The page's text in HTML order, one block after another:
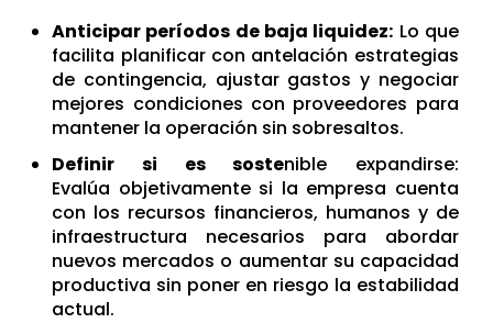
Anticipar períodos de baja liquidez: Lo que
facilita planificar con antelación estrategias
de contingencia, ajustar gastos y negociar
mejores condiciones con proveedores para
mantener la operación sin sobresaltos.
Definir si es sostenible expandirse:
Evalúa objetivamente si la empresa cuenta
con los recursos financieros, humanos y de
infraestructura necesarios para abordar
nuevos mercados o aumentar su capacidad
productiva sin poner en riesgo la estabilidad
actual.